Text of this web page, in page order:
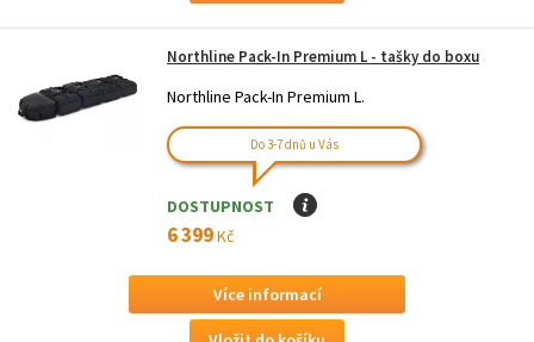
Northline Pack-In Premium L - tašky do boxu
Northline Pack-In Premium L.
Do 3-7 dnů u Vás
DOSTUPNOST I
6 399Kč
Více informací